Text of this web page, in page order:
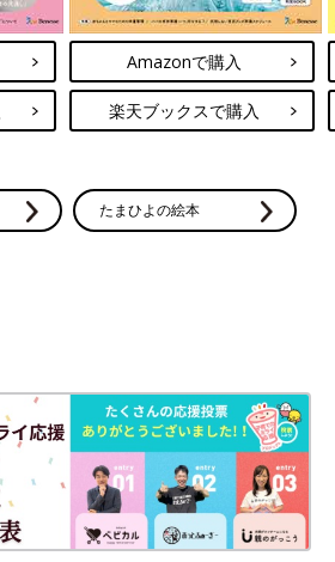
Amazonで購入
楽天ブックスで購入
たまひよの絵本